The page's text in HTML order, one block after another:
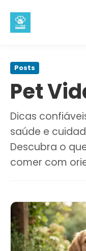
para
conteúdo
principal
Posts
Pet
Dicas
saúde e
Descubra o
comer com